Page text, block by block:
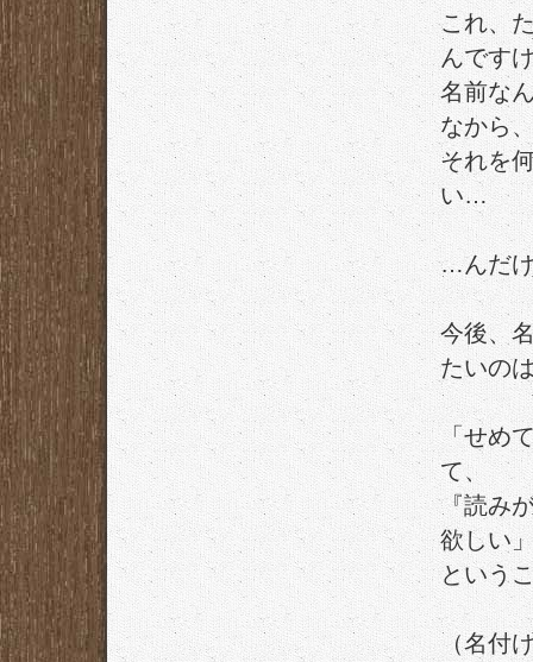
これ、
んです
名前な
なから
それを
い…
…んだ
今後、
たいの
「せめ
て、
『読み
欲しい
という
（名付